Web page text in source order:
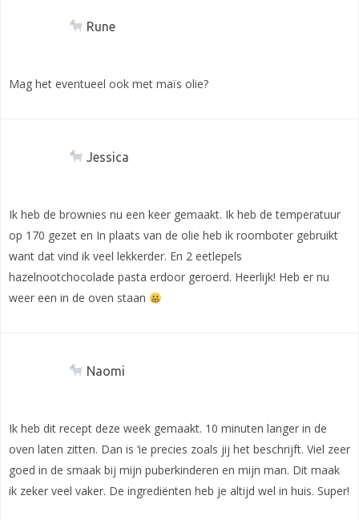
Rune
Mag het eventueel ook met maïs olie?
Jessica
Ik heb de brownies nu een keer gemaakt. Ik heb de temperatuur
op 170 gezet en In plaats van de olie heb ik roomboter gebruikt
want dat vind ik veel lekkerder. En 2 eetlepels
hazelnootchocolade pasta erdoor geroerd. Heerlijk! Heb er nu
weer een in de oven staan
Naomi
Ik heb dit recept deze week gemaakt. 10 minuten langer in de
oven laten zitten. Dan is ‘ie precies zoals jij het beschrijft. Viel zeer
goed in de smaak bij mijn puberkinderen en mijn man. Dit maak
ik zeker veel vaker. De ingrediënten heb je altijd wel in huis. Super!